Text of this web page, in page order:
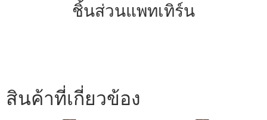
ชิ้นส่วนแพทเทิร์น
สินค้าที่เกี่ยวข้อง